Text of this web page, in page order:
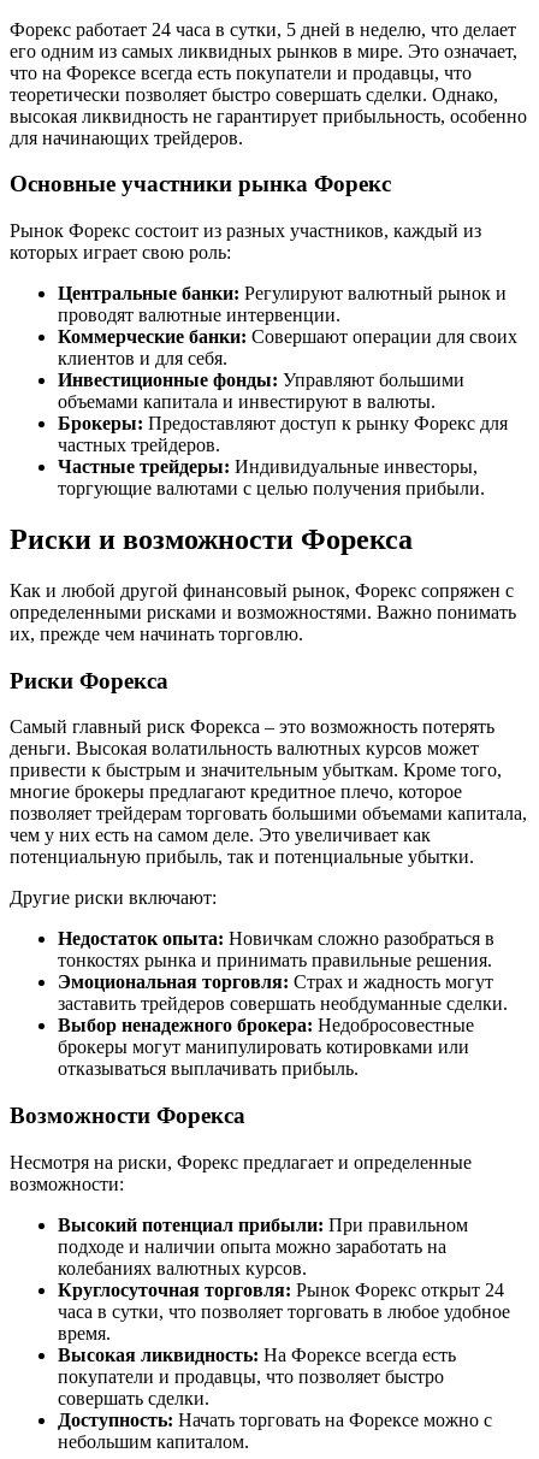
Форекс работает 24 часа в сутки, 5 дней в неделю, что делает
его одним из самых ликвидных рынков в мире. Это означает,
что на Форексе всегда есть покупатели и продавцы, что
теоретически позволяет быстро совершать сделки. Однако,
высокая ликвидность не гарантирует прибыльность, особенно
для начинающих трейдеров.
Основные участники рынка Форекс
Рынок Форекс состоит из разных участников, каждый из
которых играет свою роль:
Центральные банки: Регулируют валютный рынок и
проводят валютные интервенции.
Коммерческие банки: Совершают операции для своих
клиентов и для себя.
Инвестиционные фонды: Управляют большими
объемами капитала и инвестируют в валюты.
Брокеры: Предоставляют доступ к рынку Форекс для
частных трейдеров.
Частные трейдеры: Индивидуальные инвесторы,
торгующие валютами с целью получения прибыли.
Риски и возможности Форекса
Как и любой другой финансовый рынок, Форекс сопряжен с
определенными рисками и возможностями. Важно понимать
их, прежде чем начинать торговлю.
Риски Форекса
Самый главный риск Форекса – это возможность потерять
деньги. Высокая волатильность валютных курсов может
привести к быстрым и значительным убыткам. Кроме того,
многие брокеры предлагают кредитное плечо, которое
позволяет трейдерам торговать большими объемами капитала,
чем у них есть на самом деле. Это увеличивает как
потенциальную прибыль, так и потенциальные убытки.
Другие риски включают:
Недостаток опыта: Новичкам сложно разобраться в
тонкостях рынка и принимать правильные решения.
Эмоциональная торговля: Страх и жадность могут
заставить трейдеров совершать необдуманные сделки.
Выбор ненадежного брокера: Недобросовестные
брокеры могут манипулировать котировками или
отказываться выплачивать прибыль.
Возможности Форекса
Несмотря на риски, Форекс предлагает и определенные
возможности:
Высокий потенциал прибыли: При правильном
подходе и наличии опыта можно заработать на
колебаниях валютных курсов.
Круглосуточная торговля: Рынок Форекс открыт 24
часа в сутки, что позволяет торговать в любое удобное
время.
Высокая ликвидность: На Форексе всегда есть
покупатели и продавцы, что позволяет быстро
совершать сделки.
Доступность: Начать торговать на Форексе можно с
небольшим капиталом.